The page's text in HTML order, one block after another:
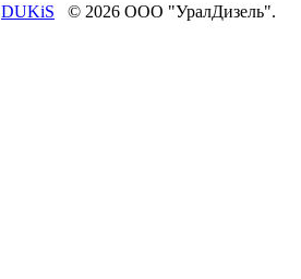
DUKiS © 2026 ООО "УралДизель".